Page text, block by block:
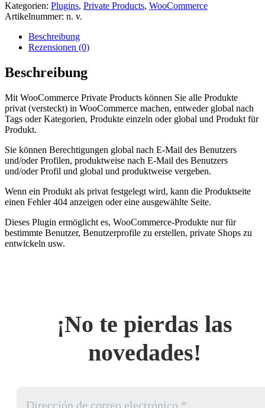
WooCommerce
Menge
Kategorien: Plugins, Private Products, WooCommerce
Artikelnummer: n. v.
Beschreibung
Rezensionen (0)
Beschreibung
Mit WooCommerce Private Products können Sie alle Produkte
privat (versteckt) in WooCommerce machen, entweder global nach
Tags oder Kategorien, Produkte einzeln oder global und Produkt für
Produkt.
Sie können Berechtigungen global nach E-Mail des Benutzers
und/oder Profilen, produktweise nach E-Mail des Benutzers
und/oder Profil und global und produktweise vergeben.
Wenn ein Produkt als privat festgelegt wird, kann die Produktseite
einen Fehler 404 anzeigen oder eine ausgewählte Seite.
Dieses Plugin ermöglicht es, WooCommerce-Produkte nur für
bestimmte Benutzer, Benutzerprofile zu erstellen, private Shops zu
entwickeln usw.
¡No te pierdas las
novedades!